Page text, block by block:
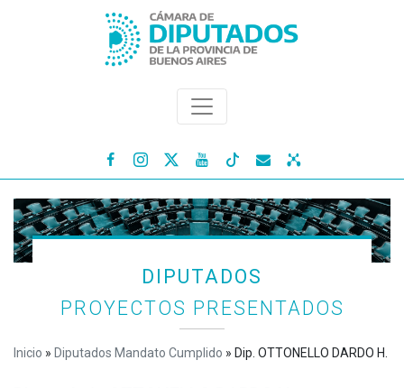
   
DIPUTADOS
PROYECTOS PRESENTADOS
Inicio » Diputados Mandato Cumplido » Dip. OTTONELLO DARDO H.